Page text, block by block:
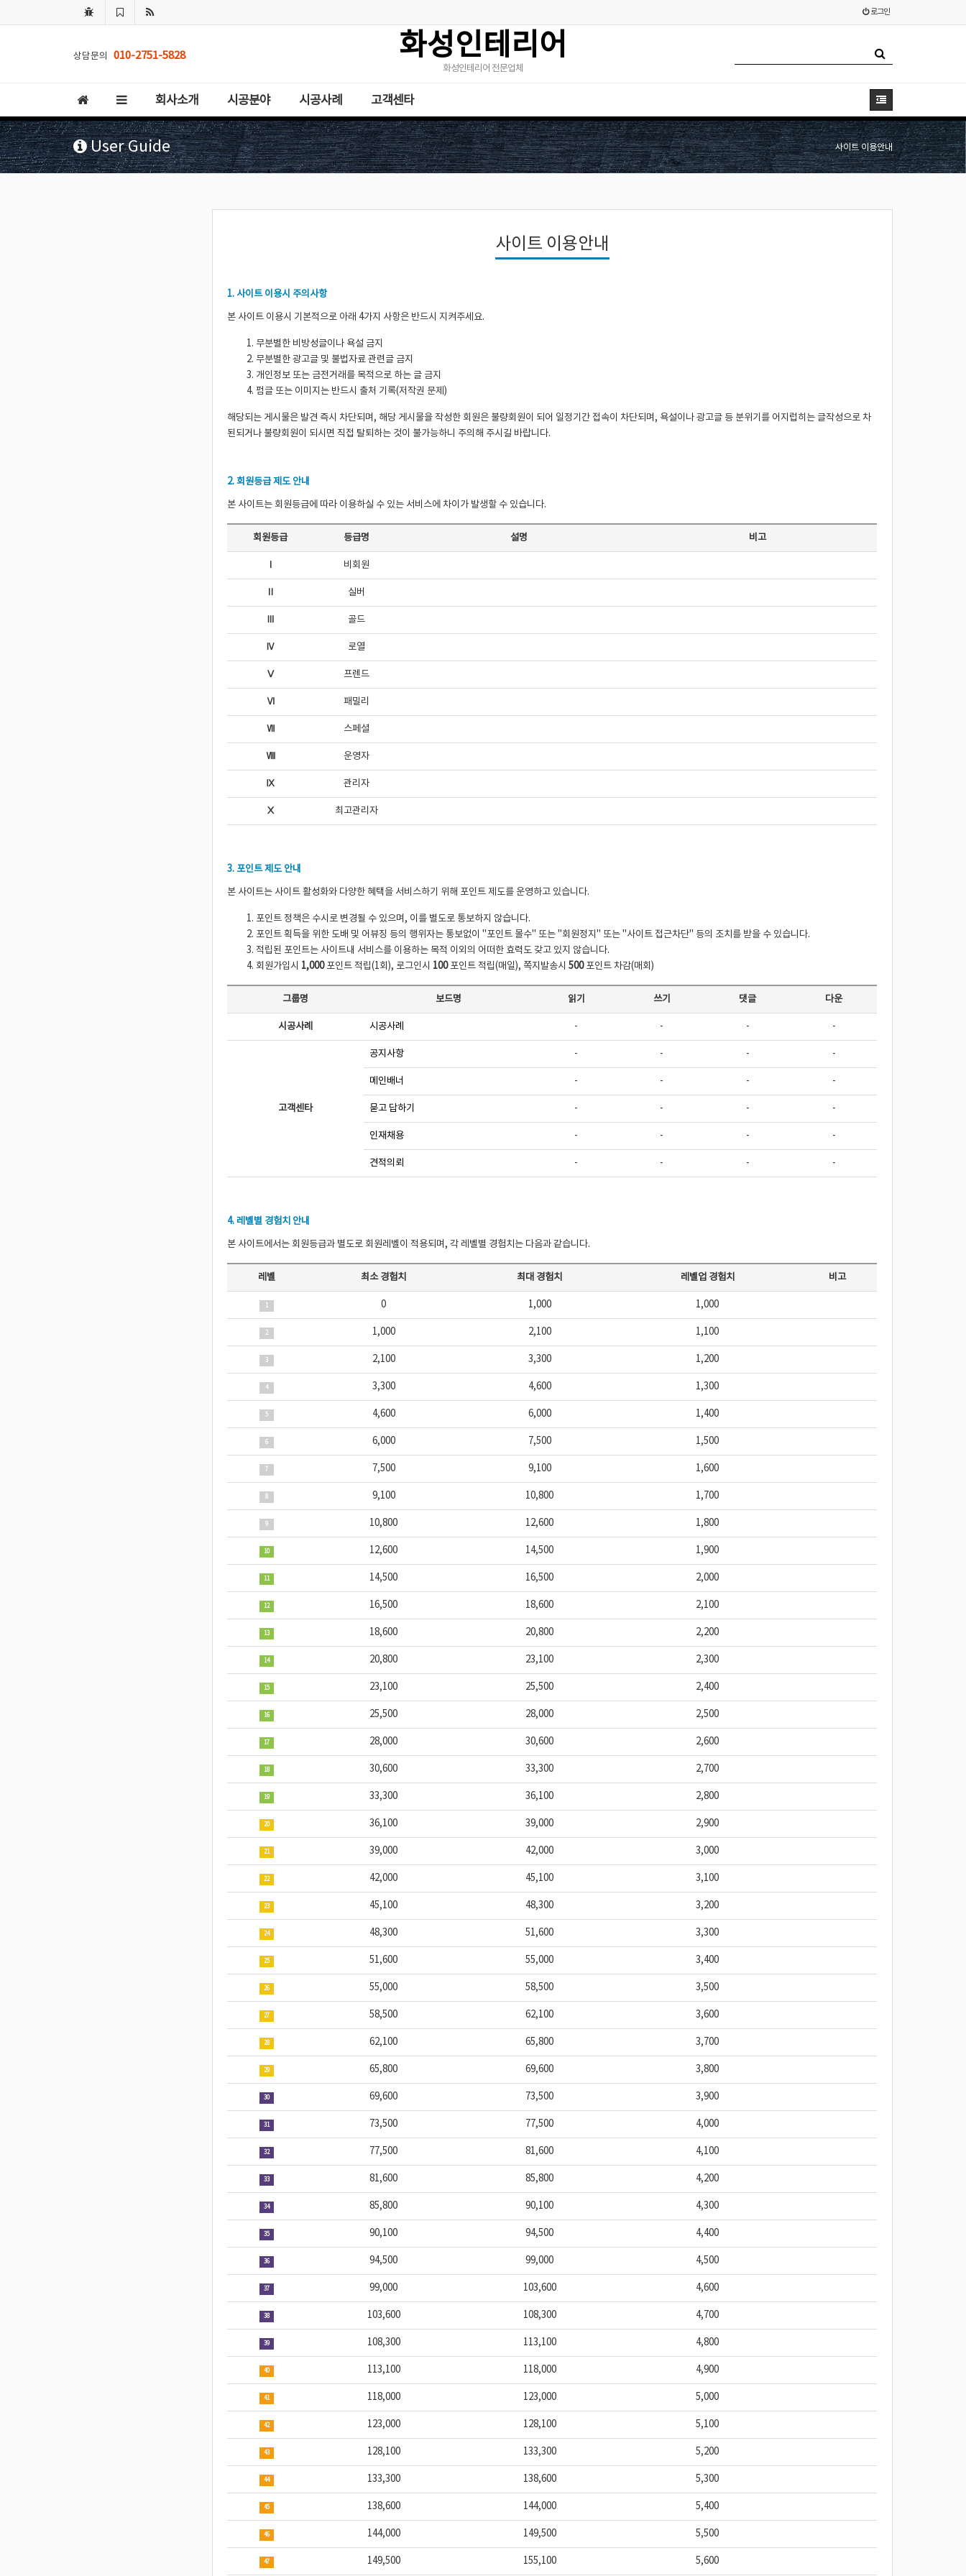
로그인
상담문의 010-2751-5828 화성인테리어
화성인테리어 전문업체
회사소개 시공분야 시공사례 고객센타
User Guide 사이트 이용안내
사이트 이용안내
1. 사이트 이용시 주의사항
본 사이트 이용시 기본적으로 아래 4가지 사항은 반드시 지켜주세요.
무분별한 비방성글이나 욕설 금지
무분별한 광고글 및 불법자료 관련글 금지
개인정보 또는 금전거래를 목적으로 하는 글 금지
펌글 또는 이미지는 반드시 출처 기록(저작권 문제)
해당되는 게시물은 발견 즉시 차단되며, 해당 게시물을 작성한 회원은 불량회원이 되어 일정기간 접속이 차단되며, 욕설이나 광고글 등 분위기를 어지럽히는 글작성으로 차
된되거나 불량회원이 되시면 직접 탈퇴하는 것이 불가능하니 주의해 주시길 바랍니다.
2. 회원등급 제도 안내
본 사이트는 회원등급에 따라 이용하실 수 있는 서비스에 차이가 발생할 수 있습니다.
회원등급 등급명 설명 비고
Ⅰ 비회원
Ⅱ 실버
Ⅲ 골드
Ⅳ 로열
Ⅴ 프렌드
Ⅵ 패밀리
Ⅶ 스페셜
Ⅷ 운영자
Ⅸ 관리자
Ⅹ 최고관리자
3. 포인트 제도 안내
본 사이트는 사이트 활성화와 다양한 혜택을 서비스하기 위해 포인트 제도를 운영하고 있습니다.
포인트 정책은 수시로 변경될 수 있으며, 이를 별도로 통보하지 않습니다.
포인트 획득을 위한 도배 및 어뷰징 등의 행위자는 통보없이 "포인트 몰수" 또는 "회원정지" 또는 "사이트 접근차단" 등의 조치를 받을 수 있습니다.
적립된 포인트는 사이트내 서비스를 이용하는 목적 이외의 어떠한 효력도 갖고 있지 않습니다.
회원가입시 1,000포인트 적립(1회), 로그인시 100포인트 적립(매일), 쪽지발송시500포인트 차감(매회)
그룹명 보드명 읽기 쓰기 댓글 다운
시공사례 시공사례 - - - -
고객센타
공지사항 - - - -
메인배너 - - - -
묻고 답하기 - - - -
인재채용 - - - -
견적의뢰 - - - -
4. 레벨별 경험치 안내
본 사이트에서는 회원등급과 별도로 회원레벨이 적용되며, 각 레벨별 경험치는 다음과 같습니다.
레벨 최소 경험치 최대 경험치 레벨업 경험치 비고
1 0 1,000 1,000
2 1,000 2,100 1,100
3 2,100 3,300 1,200
4 3,300 4,600 1,300
5 4,600 6,000 1,400
6 6,000 7,500 1,500
7 7,500 9,100 1,600
8 9,100 10,800 1,700
9 10,800 12,600 1,800
10 12,600 14,500 1,900
11 14,500 16,500 2,000
12 16,500 18,600 2,100
13 18,600 20,800 2,200
14 20,800 23,100 2,300
15 23,100 25,500 2,400
16 25,500 28,000 2,500
17 28,000 30,600 2,600
18 30,600 33,300 2,700
19 33,300 36,100 2,800
20 36,100 39,000 2,900
21 39,000 42,000 3,000
22 42,000 45,100 3,100
23 45,100 48,300 3,200
24 48,300 51,600 3,300
25 51,600 55,000 3,400
26 55,000 58,500 3,500
27 58,500 62,100 3,600
28 62,100 65,800 3,700
29 65,800 69,600 3,800
30 69,600 73,500 3,900
31 73,500 77,500 4,000
32 77,500 81,600 4,100
33 81,600 85,800 4,200
34 85,800 90,100 4,300
35 90,100 94,500 4,400
36 94,500 99,000 4,500
37 99,000 103,600 4,600
38 103,600 108,300 4,700
39 108,300 113,100 4,800
40 113,100 118,000 4,900
41 118,000 123,000 5,000
42 123,000 128,100 5,100
43 128,100 133,300 5,200
44 133,300 138,600 5,300
45 138,600 144,000 5,400
46 144,000 149,500 5,500
47 149,500 155,100 5,600